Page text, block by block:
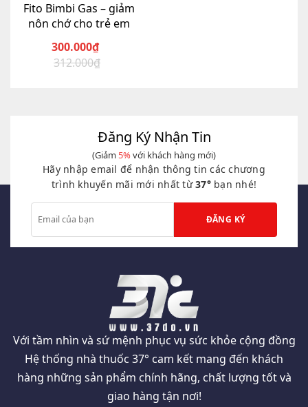
Fito Bimbi Gas – giảm
nôn chớ cho trẻ em
312.000₫
Giá
300.000₫
Giá
Đăng Ký Nhận Tin
(Giảm 5%với khách hàng mới)
Hãy nhập email để nhận thông tin các chương
trình khuyến mãi mới nhất từ37°bạn nhé!
Với tầm nhìn và sứ mệnh phục vụ sức khỏe cộng đồng
Hệ thống nhà thuốc 37° cam kết mang đến khách
hàng những sản phẩm chính hãng, chất lượng tốt và
giao hàng tận nơi!